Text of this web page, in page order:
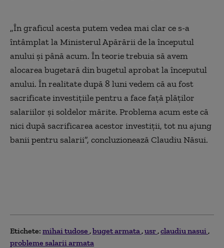
„În graficul acesta putem vedea mai clar ce s-a
întâmplat la Ministerul Apărării de la începutul
anului și până acum. În teorie trebuia să avem
alocarea bugetară din bugetul aprobat la începutul
anului. În realitate după 8 luni vedem că au fost
sacrificate investițiile pentru a face față plăților
salariilor și soldelor mărite. Problema acum este că
nici după sacrificarea acestor investiții, tot nu ajung
banii pentru salarii”, concluzionează Claudiu Năsui.
Etichete: mihai tudose buget armata usr claudiu nasui
probleme salarii armata